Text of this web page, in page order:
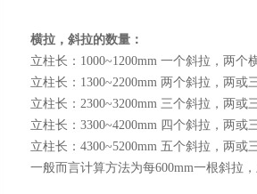
横拉，斜拉的数量：
立柱长：1000~1200mm 一个斜拉，两个
立柱长：1300~2200mm 两个斜拉，两或
立柱长：2300~3200mm 三个斜拉，两或
立柱长：3300~4200mm 四个斜拉，两或
立柱长：4300~5200mm 五个斜拉，两或
一般而言计算方法为每600mm一根斜拉